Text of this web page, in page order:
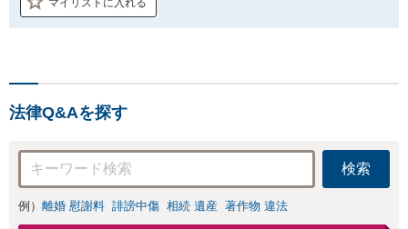
法律Q&Aを探す
検索
例） 離婚 慰謝料 誹謗中傷 相続 遺産 著作物 違法